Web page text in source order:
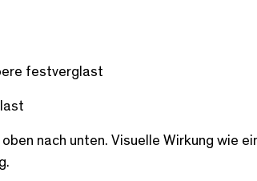
festverglast
nach unten. Visuelle Wirkung wie